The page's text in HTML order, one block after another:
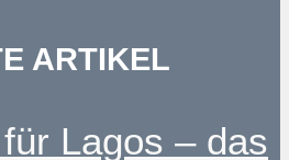
ARTIKEL
Lagos – das